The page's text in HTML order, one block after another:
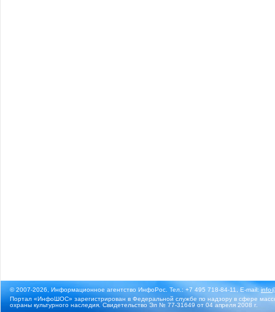
© 2007-2026, Информационное агентство ИнфоРос. Тел.: +7 495 718-84-11, E-mail:
Портал «ИнфоШОС» зарегистрирован в Федеральной службе по надзору в сфере
охраны культурного наследия. Свидетельство Эл № 77-31649 от 04 апреля 2008 г.